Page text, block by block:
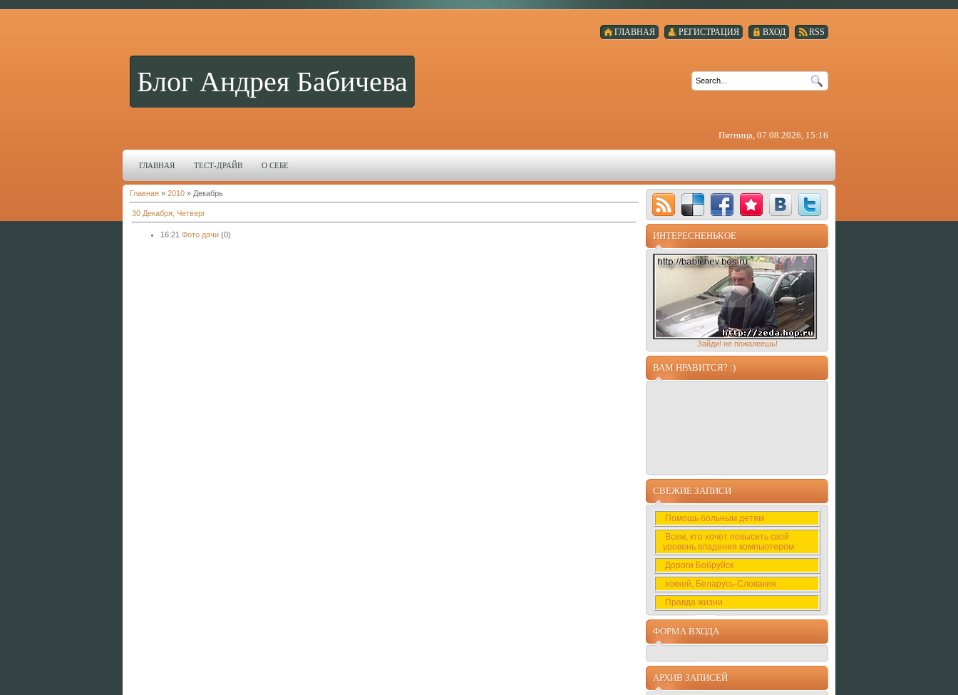
RSS
ВХОД
РЕГИСТРАЦИЯ
ГЛАВНАЯ
Блог Андрея Бабичева
Пятница, 07.08.2026, 15:16
ГЛАВНАЯ ТЕСТ-ДРАЙВ О СЕБЕ
Главная » 2010 » Декабрь
30 Декабря, Четверг
16:21 Фото дачи (0) ИНТЕРЕСНЕНЬКОЕ
Зайди! не пожалеешь!
ВАМ НРАВИТСЯ? :)
СВЕЖИЕ ЗАПИСИ
Помощь больным детям
Всем, кто хочет повысить свой
уровень владения компьютером
Дороги Бобруйск
хоккей, Беларусь-Словакия
Правда жизни
ФОРМА ВХОДА
АРХИВ ЗАПИСЕЙ